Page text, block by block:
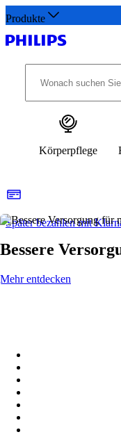
Produkte
Körperpflege
Später bezahlen mit
Bessere
Mehr entdecken